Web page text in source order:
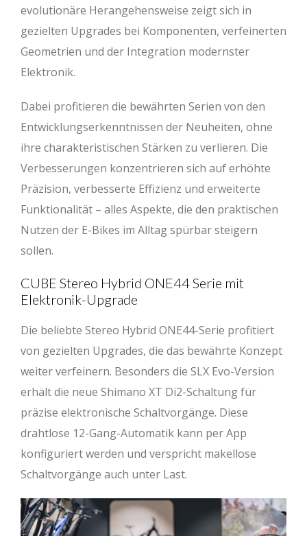
evolutionäre Herangehensweise zeigt sich in
gezielten Upgrades bei Komponenten, verfeinerten
Geometrien und der Integration modernster
Elektronik.
Dabei profitieren die bewährten Serien von den
Entwicklungserkenntnissen der Neuheiten, ohne
ihre charakteristischen Stärken zu verlieren. Die
Verbesserungen konzentrieren sich auf erhöhte
Präzision, verbesserte Effizienz und erweiterte
Funktionalität – alles Aspekte, die den praktischen
Nutzen der E-Bikes im Alltag spürbar steigern
sollen.
CUBE Stereo Hybrid ONE44 Serie mit
Elektronik-Upgrade
Die beliebte Stereo Hybrid ONE44-Serie profitiert
von gezielten Upgrades, die das bewährte Konzept
weiter verfeinern. Besonders die SLX Evo-Version
erhält die neue Shimano XT Di2-Schaltung für
präzise elektronische Schaltvorgänge. Diese
drahtlose 12-Gang-Automatik kann per App
konfiguriert werden und verspricht makellose
Schaltvorgänge auch unter Last.